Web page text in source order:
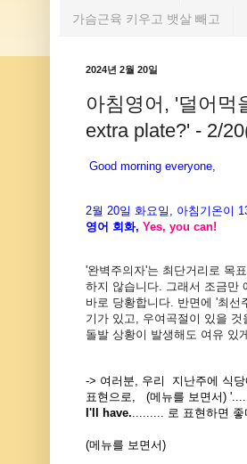
가슴근육 키우고 뱃살 빼고
2024년 2월 20일
아침영어, '덜어먹
extra plate?' - 2/
Good morning everyone,
2월 20일 화요일 아침기온이
영어 회화, Yes, you can!
'완벽주의자'는 최단거리로 목
하지 않습니다. 그래서 조금만
바로 당황합니다. 반면에 '최선
기가 있고, 우여곡절이 있을 것
돌발 상황이 발생해도 여유 있
-> 여러분, 우리 지난주에 식
표현으로, (메뉴를 보면서)
I'll have. ......... 로 표현하면 좋
(메뉴를 보면서)